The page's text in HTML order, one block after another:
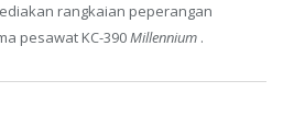
rangkaian peperangan
pesawat KC-390Millennium .